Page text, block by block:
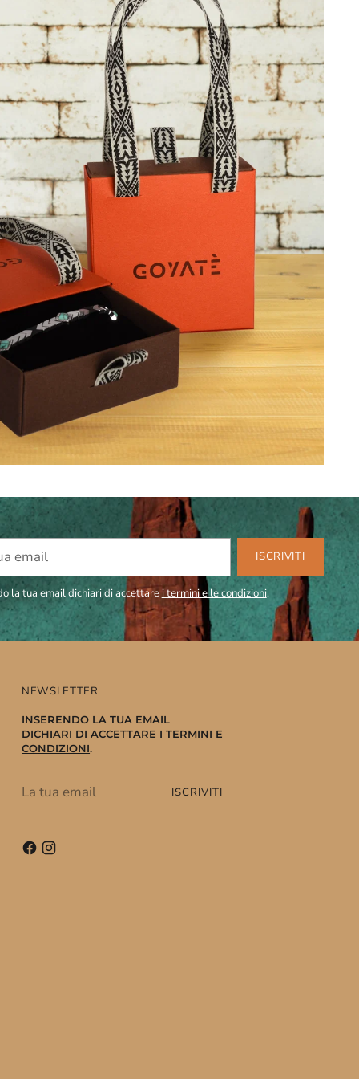
ISCRIVITI
la tua email dichiari di accettarei termini e le condizioni.
NEWSLETTER
INSERENDO LA TUA EMAIL
DICHIARI DI ACCETTARE ITERMINI E
CONDIZIONI.
tua
ISCRIVITI